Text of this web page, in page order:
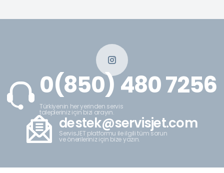
0(850) 480 7256
Türkiyenin her yerinden servis
talepleriniz için bizi arayın.
destek@servisjet.com
ServisJET platformu ile ilgili tüm sorun
ve önerileriniz için bize yazın.